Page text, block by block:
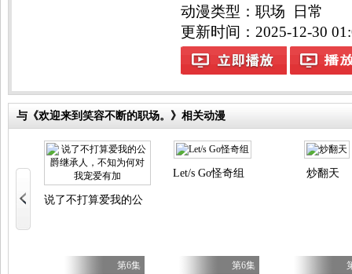
动漫类型： 职场
日常
更新时间：2025-12-30
与《欢迎来到笑容不断的职场。》相关动漫
说了不打算爱我的公爵继承人，不知为何对我宠爱有加
第6集
Let/s Go怪奇组
第6集
炒翻天